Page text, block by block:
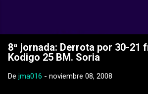
8ª jornada: Derrota por 30-21
Kodigo 25 BM. Soria
De jma016 - noviembre 08, 2008